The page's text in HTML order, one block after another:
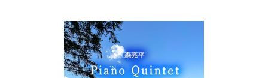
うか。 いや、手前味噌ながら、そこまで言えてしまう大事な作
品なのであります。エルガーの「愛の挨拶」と同じ調性である
事も何か不思議なものを感じます。さしずめ「俺の挨拶」とい
うタイトルを付けても良いかもしれません。 ……これを読んで買
う気が失せるという事もあるなぁと考えたら、私は一体何故こ